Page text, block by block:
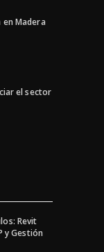
en Madera
el sector
Revit
y Gestión